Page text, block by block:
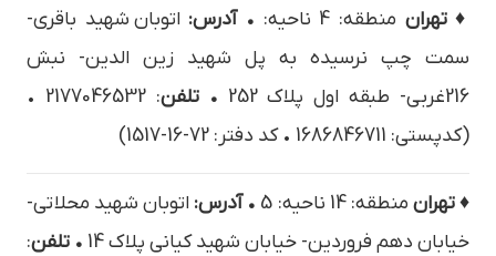
♦ تهران منطقه: 4 ناحیه: • آدرس: اتوبان شهید باقری-
سمت چپ نرسیده به پل شهید زین الدین- نبش
216غربی- طبقه اول پلاک 252
• تلفن
: 2177046532 •
(کدپستی: 1686846711 • کد دفتر: 72-16-1517)
♦ تهران منطقه: 14 ناحیه: 5 • آدرس: اتوبان شهید محلاتی-
خیابان دهم فروردین- خیابان شهید کیانی پلاک 14
• تلفن: